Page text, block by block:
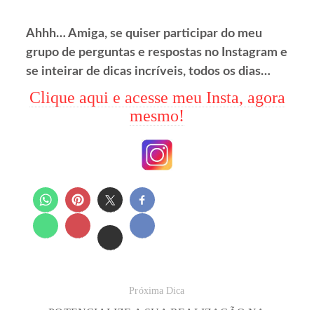
Ahhh… Amiga, se quiser participar do meu
grupo de perguntas e respostas no Instagram e
se inteirar de dicas incríveis, todos os dias…
Clique aqui e acesse meu Insta, agora
mesmo!
Próxima Dica